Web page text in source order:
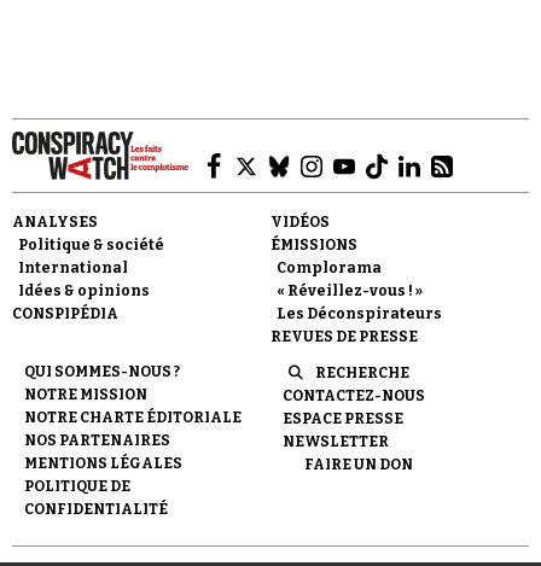
Faire un don
Demander à Vera
ANALYSES
Politique & société
International
Idées & opinions
CONSPIPÉDIA
VIDÉOS
ÉMISSIONS
Complorama
« Réveillez-vous ! »
Les Déconspirateurs
REVUES DE PRESSE
QUI SOMMES-NOUS ?
NOTRE MISSION
NOTRE CHARTE ÉDITORIALE
NOS PARTENAIRES
MENTIONS LÉGALES
POLITIQUE DE
CONFIDENTIALITÉ
RECHERCHE
CONTACTEZ-NOUS
ESPACE PRESSE
NEWSLETTER
FAIRE UN DON